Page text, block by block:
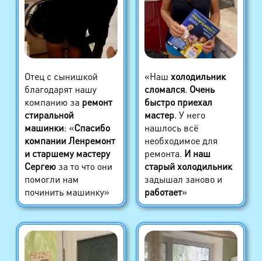
Отец с сынишкой
благодарят нашу
компанию за ремонт
стиральной
машинки: «Спасибо
компании Ленремонт
и старшему мастеру
Сергеюза то что они
помогли нам
починить машинку»
«Наш холодильник
сломался. Очень
быстро приехал
мастер. У него
нашлось всё
необходимое для
ремонта. И наш
старый холодильник
задышал заново и
работает»